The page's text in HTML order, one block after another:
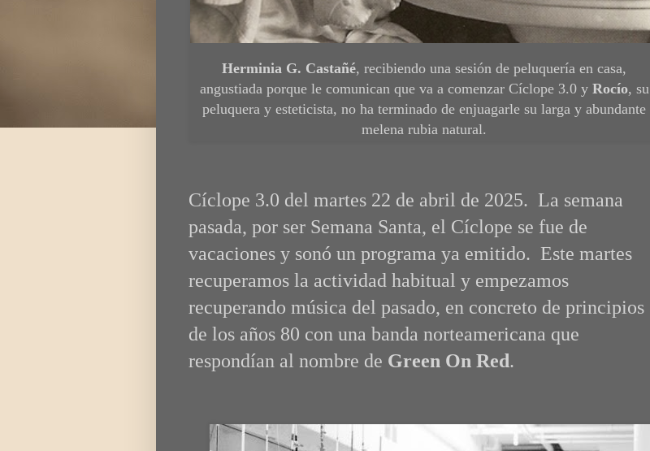
Herminia G. Castañé, recibiendo una sesión de peluquería en casa,
angustiada porque le comunican que va a comenzar Cíclope 3.0 y Rocío, su
peluquera y esteticista, no ha terminado de enjuagarle su larga y abundante
melena rubia natural.
Cíclope 3.0 del martes 22 de abril de 2025. La semana
pasada, por ser Semana Santa, el Cíclope se fue de
vacaciones y sonó un programa ya emitido. Este martes
recuperamos la actividad habitual y empezamos
recuperando música del pasado, en concreto de principios
de los años 80 con una banda norteamericana que
respondían al nombre de Green On Red.